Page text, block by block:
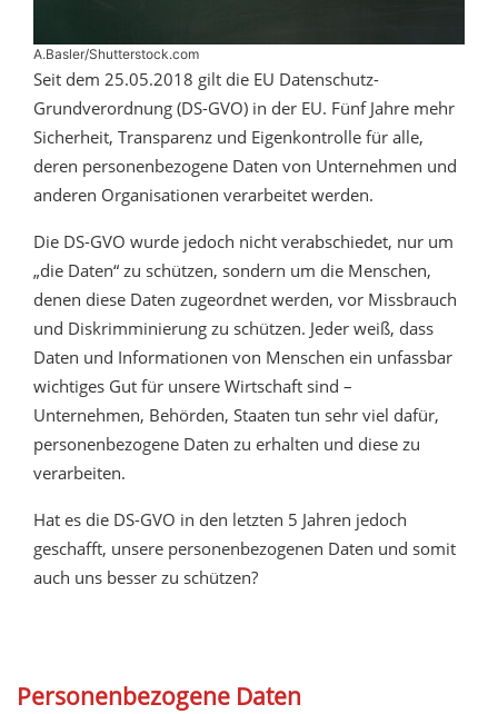
A.Basler/Shutterstock.com
Seit dem 25.05.2018 gilt die EU Datenschutz-
Grundverordnung (DS-GVO) in der EU. Fünf Jahre mehr
Sicherheit, Transparenz und Eigenkontrolle für alle,
deren personenbezogene Daten von Unternehmen und
anderen Organisationen verarbeitet werden.
Die DS-GVO wurde jedoch nicht verabschiedet, nur um
„die Daten“ zu schützen, sondern um die Menschen,
denen diese Daten zugeordnet werden, vor Missbrauch
und Diskrimminierung zu schützen. Jeder weiß, dass
Daten und Informationen von Menschen ein unfassbar
wichtiges Gut für unsere Wirtschaft sind –
Unternehmen, Behörden, Staaten tun sehr viel dafür,
personenbezogene Daten zu erhalten und diese zu
verarbeiten.
Hat es die DS-GVO in den letzten 5 Jahren jedoch
geschafft, unsere personenbezogenen Daten und somit
auch uns besser zu schützen?
Personenbezogene Daten